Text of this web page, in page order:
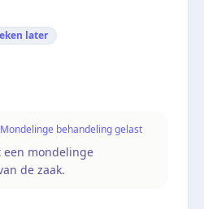
later
Mondelinge behandeling gelast
een mondelinge
de zaak.